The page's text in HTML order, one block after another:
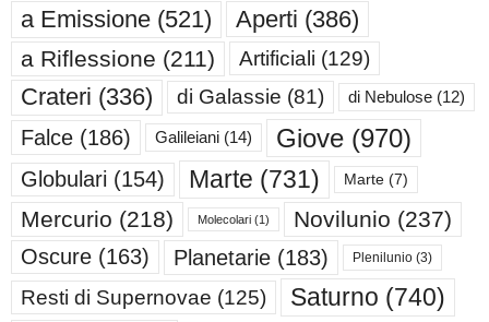
a Emissione (521) Aperti (386)
a Riflessione (211) Artificiali (129)
Crateri (336) di Galassie (81) di Nebulose (12)
Falce (186) Galileiani (14) Giove (970)
Globulari (154) Marte (731) Marte (7)
Mercurio (218) Molecolari (1) Novilunio (237)
Oscure (163) Planetarie (183) Plenilunio (3)
Resti di Supernovae (125) Saturno (740)